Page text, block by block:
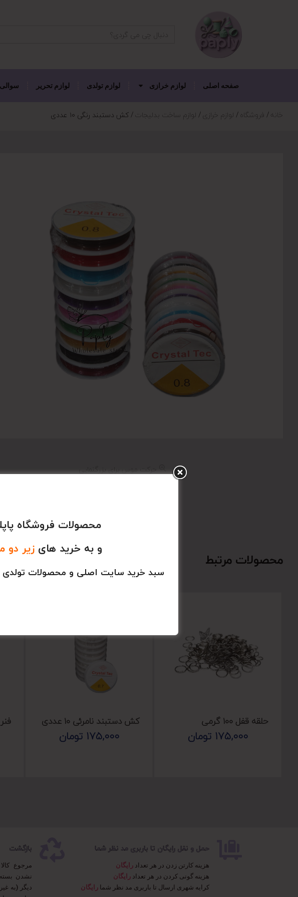
صفحه اصلی لوازم خرازی لوازم تولدی لوازم تحریر سوالی
خانه فروشگاه لوازم خرازی لوازم ساخت بدلیجات کش دستبند رنگی ۱۰ عددی
حرکت موس برای بزرگنمایی
محصولات مرتبط
حلقه قفل ۱۰۰ گرمی
175,000 تومان
کش دستبند نامرئی ۱۰ عددی
175,000 تومان
حمل و نقل رایگان تا باربری مد نظر شما
هزینه کارتن زدن در هر تعداد رایگان
هزینه گونی کردن در هر تعداد رایگان
کرایه شهری ارسال تا باربری مد نظر شما رایگان
بازگشت
مرجوع
نشدن
دیگر (به
محصولات فروشگاه
و به خرید هایزیر دو
سبد خرید سایت اصلی و محصولات تولدی